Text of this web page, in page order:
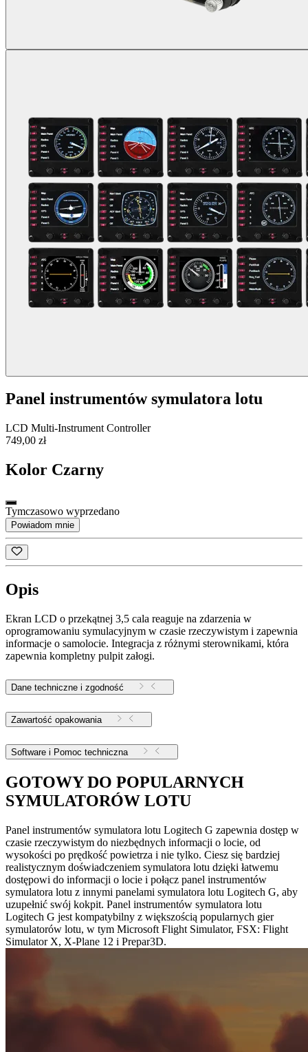
Panel instrumentów symulatora lotu
LCD Multi-Instrument Controller
749,00 zł
Kolor Czarny
Tymczasowo wyprzedano
Powiadom mnie
Opis
Ekran LCD o przekątnej 3,5 cala reaguje na zdarzenia w
oprogramowaniu symulacyjnym w czasie rzeczywistym i zapewnia
informacje o samolocie. Integracja z różnymi sterownikami, która
zapewnia kompletny pulpit załogi.
Dane techniczne i zgodność
Zawartość opakowania
Software i Pomoc techniczna
GOTOWY DO POPULARNYCH
SYMULATORÓW LOTU
Panel instrumentów symulatora lotu Logitech G zapewnia dostęp w
czasie rzeczywistym do niezbędnych informacji o locie, od
wysokości po prędkość powietrza i nie tylko. Ciesz się bardziej
realistycznym doświadczeniem symulatora lotu dzięki łatwemu
dostępowi do informacji o locie i połącz panel instrumentów
symulatora lotu z innymi panelami symulatora lotu Logitech G, aby
uzupełnić swój kokpit. Panel instrumentów symulatora lotu
Logitech G jest kompatybilny z większością popularnych gier
symulatorów lotu, w tym Microsoft Flight Simulator, FSX: Flight
Simulator X, X-Plane 12 i Prepar3D.